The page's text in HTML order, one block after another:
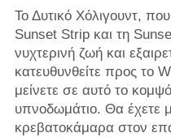
Το Δυτικό Χόλιγουντ,
Sunset Strip και τη
νυχτερινή ζωή και
κατευθυνθείτε προς το
μείνετε σε αυτό το
υπνοδωμάτιο. Θα έχετε
κρεβατοκάμαρα στον